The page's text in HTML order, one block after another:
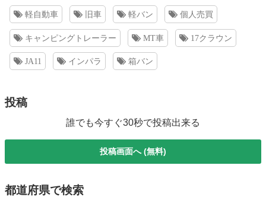
軽自動車 旧車 軽バン 個人売買
キャンピングトレーラー MT車 17クラウン
JA11 インパラ 箱バン
投稿
誰でも今すぐ30秒で投稿出来る
投稿画面へ (無料)
都道府県で検索